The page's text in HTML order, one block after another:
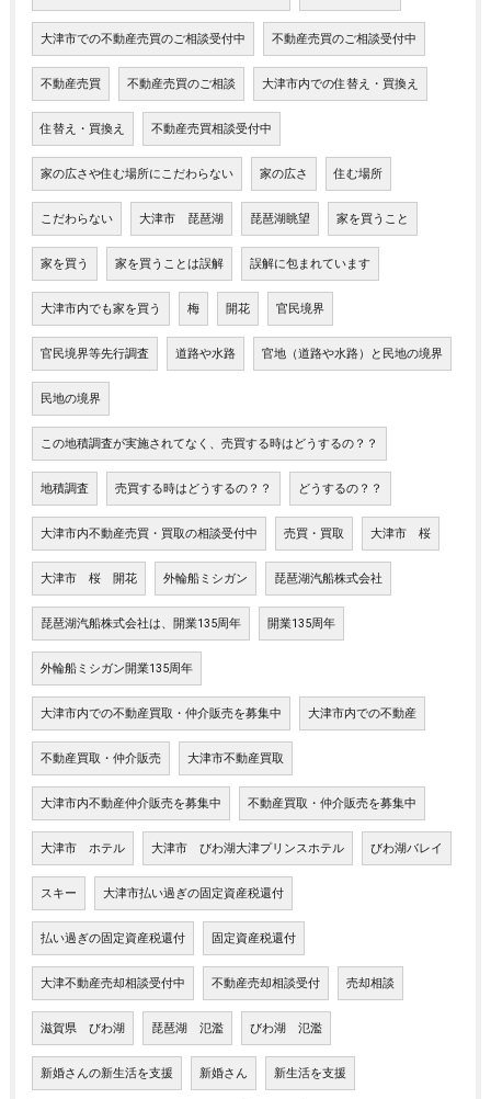
大津市での不動産売買のご相談受付中 不動産売買のご相談受付中
不動産売買 不動産売買のご相談 大津市内での住替え・買換え
住替え・買換え 不動産売買相談受付中
家の広さや住む場所にこだわらない 家の広さ 住む場所
こだわらない 大津市 琵琶湖 琵琶湖眺望 家を買うこと
家を買う 家を買うことは誤解 誤解に包まれています
大津市内でも家を買う 梅 開花 官民境界
官民境界等先行調査 道路や水路 官地（道路や水路）と民地の境界
民地の境界
この地積調査が実施されてなく、売買する時はどうするの？？
地積調査 売買する時はどうするの？？ どうするの？？
大津市内不動産売買・買取の相談受付中 売買・買取 大津市 桜
大津市 桜 開花 外輪船ミシガン 琵琶湖汽船株式会社
琵琶湖汽船株式会社は、開業135周年 開業135周年
外輪船ミシガン開業135周年
大津市内での不動産買取・仲介販売を募集中 大津市内での不動産
不動産買取・仲介販売 大津市不動産買取
大津市内不動産仲介販売を募集中 不動産買取・仲介販売を募集中
大津市 ホテル 大津市 びわ湖大津プリンスホテル びわ湖バレイ
スキー 大津市払い過ぎの固定資産税還付
払い過ぎの固定資産税還付 固定資産税還付
大津不動産売却相談受付中 不動産売却相談受付 売却相談
滋賀県 びわ湖 琵琶湖 氾濫 びわ湖 氾濫
新婚さんの新生活を支援 新婚さん 新生活を支援